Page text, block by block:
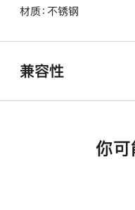
材质：不锈钢
兼容性
你可